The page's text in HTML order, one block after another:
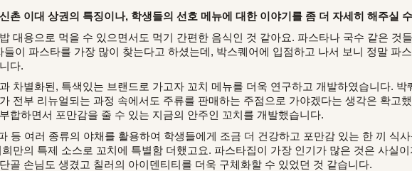
촌 이대 상권의 특징이나, 학생들의 선호 메뉴에 대한 이야기를 좀 더 자세히 해주실
대용으로 먹을 수 있으면서도 먹기 간편한 음식인 것 같아요. 파스타나 국수 같은 것
이 파스타를 가장 많이 찾는다고 하셨는데, 박스퀘어에 입점하고 나서 보니 정말 파
다.
차별화된, 특색있는 브랜드로 가고자 꼬치 메뉴를 더욱 연구하고 개발하였습니다. 박
전부 리뉴얼되는 과정 속에서도 주류를 판매하는 주점으로 가야겠다는 생각은 확고
합하면서 포만감을 줄 수 있는 지금의 안주인 꼬치를 개발했습니다.
등 여러 종류의 야채를 활용하여 학생들에게 조금 더 건강하고 포만감 있는 한 끼 식
만의 특제 소스로 꼬치에 특별함 더했고요. 파스타집이 가장 인기가 많은 것은 사실이
골 손님도 생겼고 칠러의 아이덴티티를 더욱 구체화할 수 있었던 것 같습니다.